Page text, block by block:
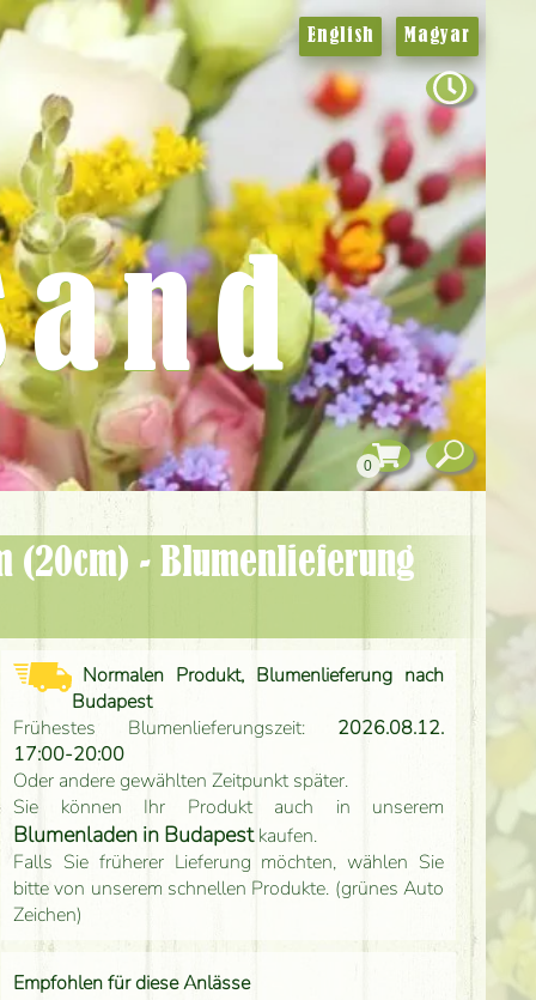
Normalen Produkt, Blumenlieferung nach
Budapest
Frühestes Blumenlieferungszeit: 2026.08.12.
17:00-20:00
Oder andere gewählten Zeitpunkt später.
Sie können Ihr Produkt auch in unserem
Blumenladen in Budapestkaufen.
Falls Sie früherer Lieferung möchten, wählen Sie
bitte von unserem schnellen Produkte. (grünes Auto
Zeichen)
Empfohlen für diese Anlässe
English Magyar
0